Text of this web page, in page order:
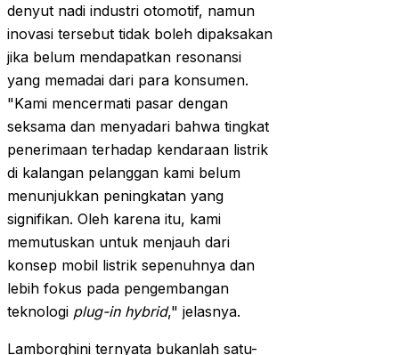
denyut nadi industri otomotif, namun
inovasi tersebut tidak boleh dipaksakan
jika belum mendapatkan resonansi
yang memadai dari para konsumen.
"Kami mencermati pasar dengan
seksama dan menyadari bahwa tingkat
penerimaan terhadap kendaraan listrik
di kalangan pelanggan kami belum
menunjukkan peningkatan yang
signifikan. Oleh karena itu, kami
memutuskan untuk menjauh dari
konsep mobil listrik sepenuhnya dan
lebih fokus pada pengembangan
teknologi plug-in hybrid," jelasnya.
Lamborghini ternyata bukanlah satu-